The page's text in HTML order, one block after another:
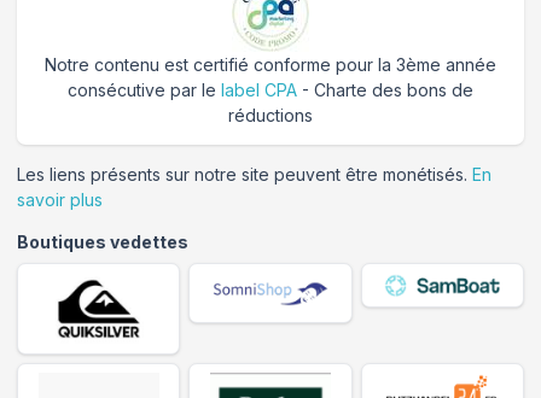
Notre contenu est certifié conforme pour la 3ème année
consécutive par le label CPA - Charte des bons de
réductions
Les liens présents sur notre site peuvent être monétisés. En
savoir plus
Boutiques vedettes